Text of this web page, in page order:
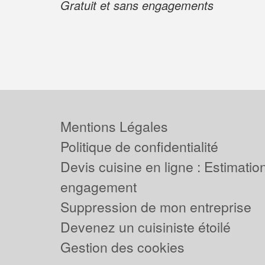
Gratuit et sans engagements
Mentions Légales
Politique de confidentialité
Devis cuisine en ligne :
engagement
Suppression de mon entreprise
Devenez un cuisiniste étoilé
Gestion des cookies